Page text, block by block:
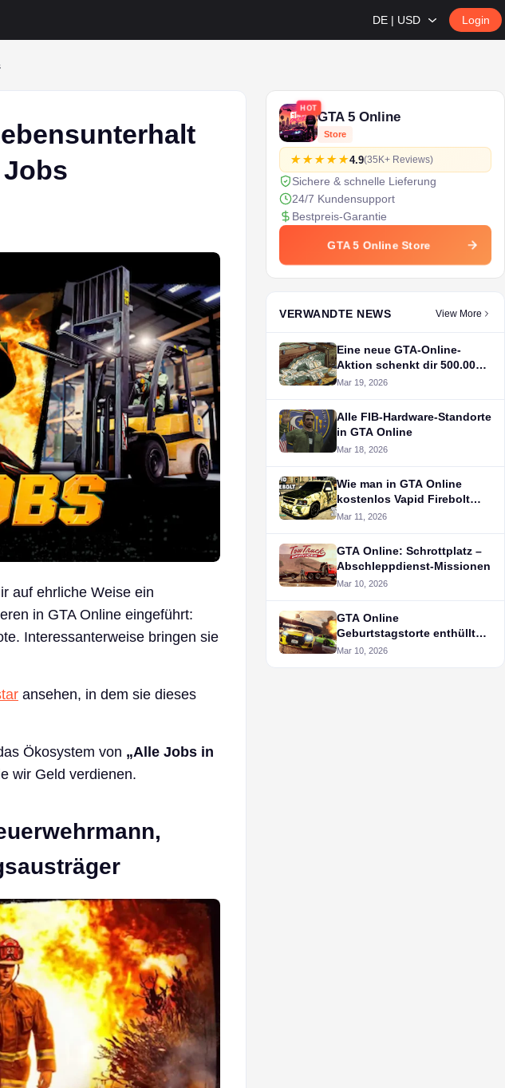
DE | USD Login
Jobs
auf ehrliche Weise ein
in GTA Online eingeführt:
Interessanterweise bringen sie
ansehen, in dem sie dieses
Ökosystem von „Alle Jobs in
wir Geld verdienen.
HOT
GTA 5 Online
Store
4.9(35K+ Reviews)
Sichere & schnelle Lieferung
24/7 Kundensupport
Bestpreis-Garantie
GTA 5 Online Store
VERWANDTE NEWS View More
Eine neue GTA-Online-
Aktion schenkt dir 500.000 $
im Spiel kostenlos
Mar 19, 2026
Alle FIB-Hardware-Standorte
in GTA Online
Mar 18, 2026
Wie man in GTA Online
kostenlos Vapid Firebolt
ASP erhält
Mar 11, 2026
GTA Online: Schrottplatz –
Abschleppdienst-Missionen
Mar 10, 2026
GTA Online
Geburtstagstorte enthüllt
den schlimmsten Albtraum
Mar 10, 2026